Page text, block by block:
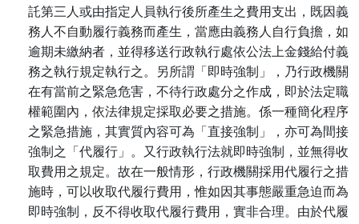
託第三人或由指定人員執行後所產生之費用支出，既因義
務人不自動履行義務而產生，當應由義務人自行負擔，如
逾期未繳納者，並得移送行政執行處依公法上金錢給付義
務之執行規定執行之。另所謂「即時強制」，乃行政機關
在有當前之緊急危害，不待行政處分之作成，即於法定職
權範圍內，依法律規定採取必要之措施。係一種簡化程序
之緊急措施，其實質內容可為「直接強制」，亦可為間接
強制之「代履行」。又行政執行法就即時強制，並無得收
取費用之規定。故在一般情形，行政機關採用代履行之措
施時，可以收取代履行費用，惟如因其事態嚴重急迫而為
即時強制，反不得收取代履行費用，實非合理。由於代履